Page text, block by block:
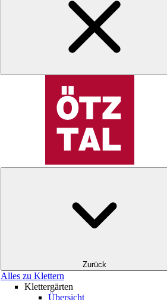
Zurück
Alles zu Klettern
Klettergärten
Übersicht